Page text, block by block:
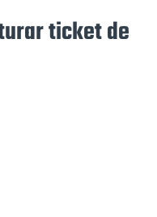
ticket de